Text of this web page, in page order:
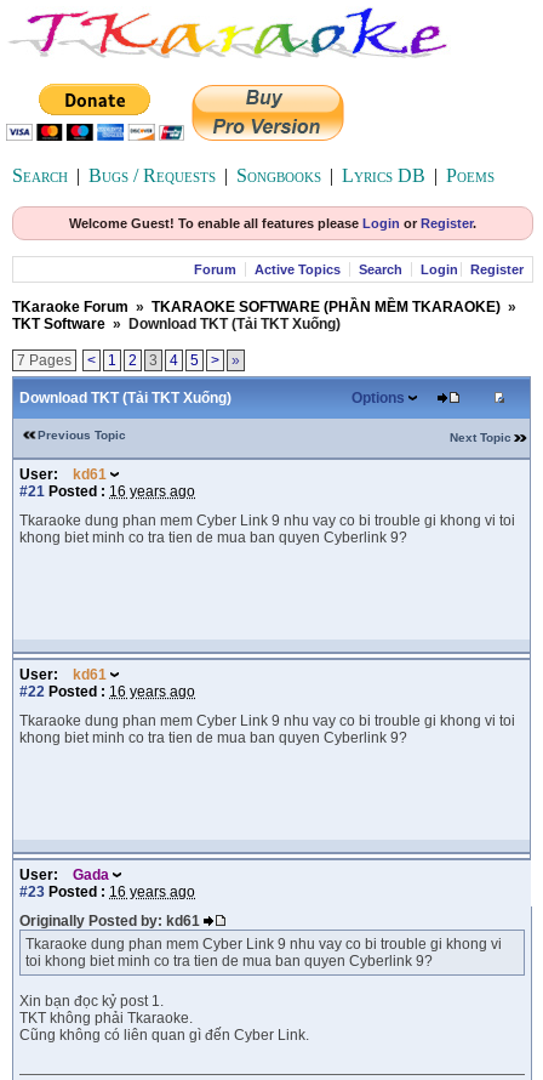
Search | Bugs / Requests | Songbooks | Lyrics DB | Poems
Welcome Guest! To enable all features please Login or Register.
Forum Active Topics Search Login Register
TKaraoke Forum » TKARAOKE SOFTWARE (PHẦN MỀM TKARAOKE) »
TKT Software » Download TKT (Tải TKT Xuống)
7 Pages < 1 2 3 4 5 > »
Download TKT (Tải TKT Xuống) Options
Previous Topic Next Topic
User:
kd61
#21 Posted : 16 years ago
Tkaraoke dung phan mem Cyber Link 9 nhu vay co bi trouble gi khong vi toi
khong biet minh co tra tien de mua ban quyen Cyberlink 9?
User:
kd61
#22 Posted : 16 years ago
Tkaraoke dung phan mem Cyber Link 9 nhu vay co bi trouble gi khong vi toi
khong biet minh co tra tien de mua ban quyen Cyberlink 9?
User:
Gada
#23 Posted : 16 years ago
Originally Posted by: kd61
Tkaraoke dung phan mem Cyber Link 9 nhu vay co bi trouble gi khong vi
toi khong biet minh co tra tien de mua ban quyen Cyberlink 9?
Xin bạn đọc kỷ post 1.
TKT không phải Tkaraoke.
Cũng không có liên quan gì đến Cyber Link.